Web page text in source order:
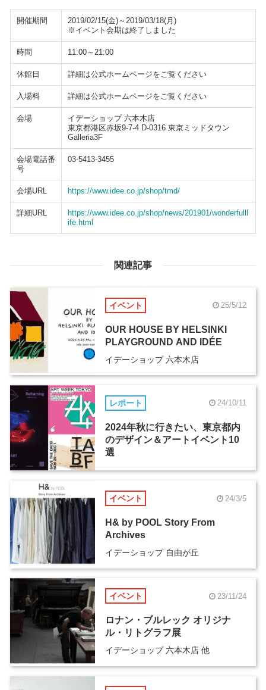
開催期間
2019/02/15(金)～2019/03/18(月)
※イベント会期は終了しました
時間 11:00～21:00
休館日 詳細は公式ホームページをご覧ください
入場料 詳細は公式ホームページをご覧ください
会場
イデーショップ 六本木店
東京都港区赤坂9-7-4 D-0316 東京ミッドタウン
Galleria3F
会場電話番
号
03-5413-3455
会場URL https://www.idee.co.jp/shop/tmd/
詳細URL
https://www.idee.co.jp/shop/news/201901/wonderfulll
ife.html
関連記事
イベント 25/5/12
OUR HOUSE BY HELSINKI
PLAYGROUND AND IDÉE
イデーショップ 六本木店
レポート 24/10/11
2024年秋に行きたい、東京都内
のデザイン＆アートイベント10
選
イベント 24/3/5
H& by POOL Story From
Archives
イデーショップ 自由が丘
イベント 23/11/24
ロナン・ブルレック オリジナ
ル・リトグラフ展
イデーショップ 六本木店 他